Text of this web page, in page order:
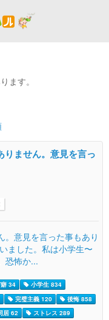
ます。
りません。意見を言っ
。意見を言った事もあり
ました。私は小学生〜
恐怖か...
34
小学生 834
完璧主義 120
後悔 858
居 62
ストレス 289